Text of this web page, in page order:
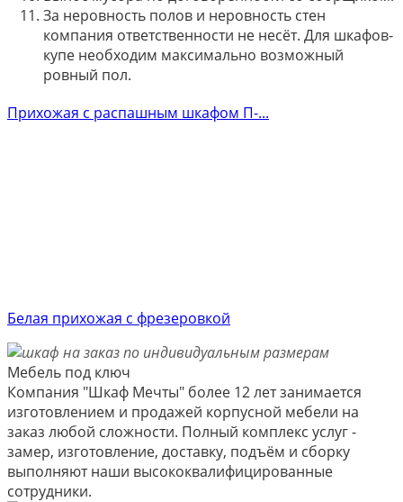
За неровность полов и неровность стен
компания ответственности не несёт. Для шкафов-
купе необходим максимально возможный
ровный пол.
Прихожая с распашным шкафом П-...
Белая прихожая с фрезеровкой
Мебель под ключ
Компания "Шкаф Мечты" более 12 лет занимается
изготовлением и продажей корпусной мебели на
заказ любой сложности. Полный комплекс услуг -
замер, изготовление, доставку, подъём и сборку
выполняют наши высококвалифицированные
сотрудники.